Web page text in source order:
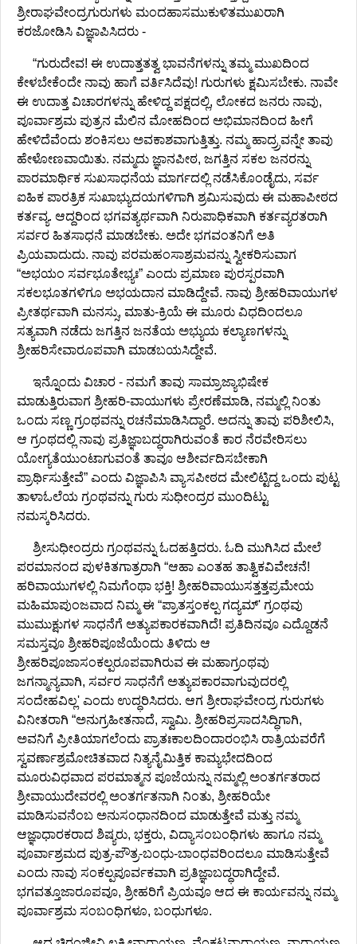
ಶ್ರೀರಾಘವೇಂದ್ರಗುರುಗಳು ಮಂದಹಾಸಮುಕುಳಿತಮುಖರಾಗಿ
ಕರಜೋಡಿಸಿ ವಿಜ್ಞಾಪಿಸಿದರು -
“ಗುರುದೇವ! ಈ ಉದಾತ್ತತತ್ವ ಭಾವನೆಗಳನ್ನು ತಮ್ಮ ಮುಖದಿಂದ
ಕೇಳಬೇಕೆಂದೇ ನಾವು ಹಾಗೆ ವರ್ತಿಸಿದೆವು! ಗುರುಗಳು ಕ್ಷಮಿಸಬೇಕು. ನಾವೇ
ಈ ಉದಾತ್ತ ವಿಚಾರಗಳನ್ನು ಹೇಳಿದ್ದ ಪಕ್ಷದಲ್ಲಿ, ಲೋಕದ ಜನರು ನಾವು,
ಪೂರ್ವಾಶ್ರಮ ಪುತ್ರನ ಮೆಲಿನ ಮೋಹದಿಂದ ಅಭಿಮಾನದಿಂದ ಹೀಗೆ
ಹೇಳಿದೆವೆಂದು ಶಂಕಿಸಲು ಅವಕಾಶವಾಗುತ್ತಿತ್ತು. ನಮ್ಮ ಹಾದ್ರ್ರವನ್ನೇ ತಾವು
ಹೇಳೋಣವಾಯಿತು. ನಮ್ಮದು ಜ್ಞಾನಪೀಠ, ಜಗತ್ತಿನ ಸಕಲ ಜನರನ್ನು
ಪಾರಮಾರ್ಥಿಕ ಸುಖಸಾಧನೆಯ ಮಾರ್ಗದಲ್ಲಿ ನಡೆಸಿಕೊಂಡೈದು, ಸರ್ವ
ಐಹಿಕ ಪಾರತ್ರಿಕ ಸುಖಾಭ್ಯುದಯಗಳಿಗಾಗಿ ಶ್ರಮಿಸುವುದು ಈ ಮಹಾಪೀಠದ
ಕರ್ತವ್ಯ. ಆದ್ದರಿಂದ ಭಗವತ್ಯರ್ಥವಾಗಿ ನಿರುಪಾಧಿಕವಾಗಿ ಕರ್ತವ್ಯರತರಾಗಿ
ಸರ್ವರ ಹಿತಸಾಧನೆ ಮಾಡಬೇಕು. ಅದೇ ಭಗವಂತನಿಗೆ ಅತಿ
ಪ್ರಿಯವಾದುದು. ನಾವು ಪರಮಹಂಸಾಶ್ರಮವನ್ನು ಸ್ವೀಕರಿಸುವಾಗ
“ಅಭಯಂ ಸರ್ವಭೂತೇಭ್ಯಃ” ಎಂದು ಪ್ರಮಾಣ ಪುರಸ್ಪರವಾಗಿ
ಸಕಲಭೂತಗಳಿಗೂ ಅಭಯದಾನ ಮಾಡಿದ್ದೇವೆ. ನಾವು ಶ್ರೀಹರಿವಾಯುಗಳ
ಪ್ರೀತರ್ಥವಾಗಿ ಮನಸ್ಸು, ಮಾತು-ಕ್ರಿಯೆ ಈ ಮೂರು ವಿಧದಿಂದಲೂ
ಸತ್ಯವಾಗಿ ನಡೆದು ಜಗತ್ತಿನ ಜನತೆಯ ಅಭ್ಯುಯ ಕಲ್ಯಾಣಗಳನ್ನು
ಶ್ರೀಹರಿಸೇವಾರೂಪವಾಗಿ ಮಾಡಬಯಸಿದ್ದೇವೆ.
ಇನ್ನೊಂದು ವಿಚಾರ - ನಮಗೆ ತಾವು ಸಾಮ್ರಾಜ್ಯಾಭಿಷೇಕ
ಮಾಡುತ್ತಿರುವಾಗ ಶ್ರೀಹರಿ-ವಾಯುಗಳು ಪ್ರೇರಣೆಮಾಡಿ, ನಮ್ಮಲ್ಲಿ ನಿಂತು
ಒಂದು ಸಣ್ಣ ಗ್ರಂಥವನ್ನು ರಚನೆಮಾಡಿಸಿದ್ದಾರೆ. ಅದನ್ನು ತಾವು ಪರಿಶೀಲಿಸಿ,
ಆ ಗ್ರಂಥದಲ್ಲಿ ನಾವು ಪ್ರತಿಜ್ಞಾಬದ್ಧರಾಗಿರುವಂತೆ ಕಾರ ನೆರವೇರಿಸಲು
ಯೋಗ್ಯತೆಯುಂಟಾಗುವಂತೆ ತಾವೂ ಆಶೀರ್ವದಿಸಬೇಕಾಗಿ
ಪ್ರಾರ್ಥಿಸುತ್ತೇವೆ” ಎಂದು ವಿಜ್ಞಾಪಿಸಿ ವ್ಯಾಸಪೀಠದ ಮೇಲಿಟ್ಟಿದ್ದ ಒಂದು ಪುಟ್ಟ
ತಾಳಾಓಲೆಯ ಗ್ರಂಥವನ್ನು ಗುರು ಸುಧೀಂದ್ರರ ಮುಂದಿಟ್ಟು
ನಮಸ್ಕರಿಸಿದರು.
ಶ್ರೀಸುಧೀಂದ್ರರು ಗ್ರಂಥವನ್ನು ಓದಹತ್ತಿದರು. ಓದಿ ಮುಗಿಸಿದ ಮೇಲೆ
ಪರಮಾನಂದ ಪುಳಕಿತಗಾತ್ರರಾಗಿ “ಆಹಾ ಎಂತಹ ತಾತ್ವಿಕವಿವೇಚನೆ!
ಹರಿವಾಯುಗಳಲ್ಲಿ ನಿಮಗೆಂಥಾ ಭಕ್ತಿ! ಶ್ರೀಹರಿವಾಯುಸತ್ತತ್ತಪ್ರಮೇಯ
ಮಹಿಮಾಪುಂಜವಾದ ನಿಮ್ಮ ಈ “ಪ್ರಾತಸ್ತಂಕಲ್ಪ ಗದ್ಯಮ್' ಗ್ರಂಥವು
ಮುಮುಕ್ಷುಗಳ ಸಾಧನೆಗೆ ಅತ್ಯುಪಕಾರಕವಾಗಿದೆ! ಪ್ರತಿದಿನವೂ ಎದ್ದೊಡನೆ
ಸಮಸ್ತವೂ ಶ್ರೀಹರಿಪೂಜೆಯೆಂದು ತಿಳಿದು ಆ
ಶ್ರೀಹರಿಪೂಜಾಸಂಕಲ್ಪರೂಪವಾಗಿರುವ ಈ ಮಹಾಗ್ರಂಥವು
ಜಗನ್ಮಾನ್ಯವಾಗಿ, ಸರ್ವರ ಸಾಧನೆಗೆ ಅತ್ಯುಪಕಾರವಾಗುವುದರಲ್ಲಿ
ಸಂದೇಹವಿಲ್ಲ' ಎಂದು ಉದ್ಧರಿಸಿದರು. ಆಗ ಶ್ರೀರಾಘವೇಂದ್ರ ಗುರುಗಳು
ವಿನೀತರಾಗಿ “ಅನುಗ್ರಹೀತನಾದೆ, ಸ್ವಾಮಿ. ಶ್ರೀಹರಿಪ್ರಸಾದಸಿದ್ಧಿಗಾಗಿ,
ಅವನಿಗೆ ಪ್ರೀತಿಯಾಗಲೆಂದು ಪ್ರಾತಃಕಾಲದಿಂದಾರಂಭಿಸಿ ರಾತ್ರಿಯವರೆಗೆ
ಸ್ವವರ್ಣಾಶ್ರಮೋಚಿತವಾದ ನಿತ್ಯನೈಮಿತ್ತಿಕ ಕಾಮ್ಯಭೇದದಿಂದ
ಮೂರುವಿಧವಾದ ಪರಮಾತ್ಮನ ಪೂಜೆಯನ್ನು ನಮ್ಮಲ್ಲಿ ಅಂತರ್ಗತರಾದ
ಶ್ರೀವಾಯುದೇವರಲ್ಲಿ ಅಂತರ್ಗತನಾಗಿ ನಿಂತು, ಶ್ರೀಹರಿಯೇ
ಮಾಡಿಸುವನೆಂಬ ಅನುಸಂಧಾನದಿಂದ ಮಾಡುತ್ತೇವೆ ಮತ್ತು ನಮ್ಮ
ಆಜ್ಞಾಧಾರಕರಾದ ಶಿಷ್ಯರು, ಭಕ್ತರು, ವಿದ್ಯಾಸಂಬಂಧಿಗಳು ಹಾಗೂ ನಮ್ಮ
ಪೂರ್ವಾಶ್ರಮದ ಪುತ್ರ-ಪೌತ್ರ-ಬಂಧು-ಬಾಂಧವರಿಂದಲೂ ಮಾಡಿಸುತ್ತೇವೆ
ಎಂದು ನಾವು ಸಂಕಲ್ಪಪೂರ್ವಕವಾಗಿ ಪ್ರತಿಜ್ಞಾಬದ್ಧರಾಗಿದ್ದೇವೆ.
ಭಗವತ್ತೂಜಾರೂಪವೂ, ಶ್ರೀಹರಿಗೆ ಪ್ರಿಯವೂ ಆದ ಈ ಕಾರ್ಯವನ್ನು ನಮ್ಮ
ಪೂರ್ವಾಶ್ರಮ ಸಂಬಂಧಿಗಳೂ, ಬಂಧುಗಳೂ.